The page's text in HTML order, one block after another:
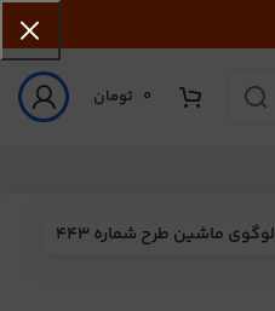
0 تومان
لوگوی ماشین طرح شماره 443